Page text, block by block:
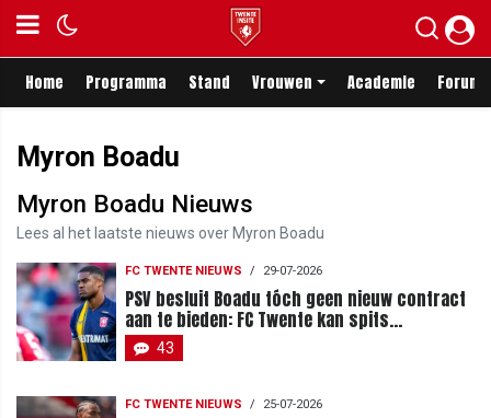
Home Programma Stand Vrouwen Academie Forum
Myron Boadu
Myron Boadu Nieuws
Lees al het laatste nieuws over Myron Boadu
FC TWENTE NIEUWS / 29-07-2026
PSV besluit Boadu tóch geen nieuw contract
aan te bieden: FC Twente kan spits
transfervrij terughalen
43
FC TWENTE NIEUWS / 25-07-2026